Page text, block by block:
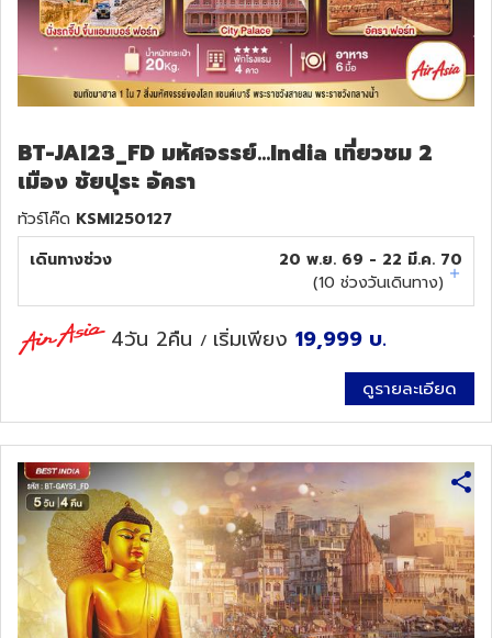
BT-JAI23_FD มหัศจรรย์...India เที่ยวชม 2
เมือง ชัยปุระ อัครา
ทัวร์โค๊ด KSMI250127
เดินทางช่วง
20 พ.ย. 69 - 22 มี.ค. 70
(10 ช่วงวันเดินทาง)
4วัน 2คืน / เริ่มเพียง 19,999 บ.
ดูรายละเอียด
ทัวร์มัลดีฟส์
ทัวร์เวียดนาม
ทัวร์จอร์เจีย
ทัวร์อินเดีย
ทัวร์บาหลี